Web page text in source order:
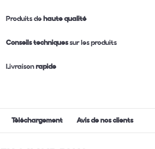
Produits dehaute qualité
Conseils techniquessur les produits
Livraisonrapide
Téléchargement Avis de nos clients